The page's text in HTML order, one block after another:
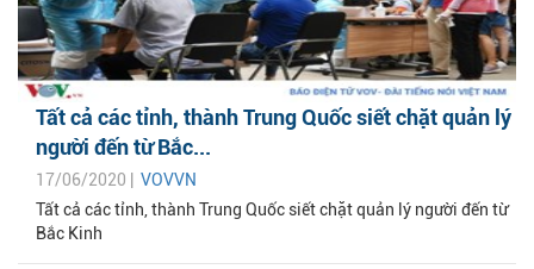
Tất cả các tỉnh, thành Trung Quốc siết chặt quản lý
người đến từ Bắc...
17/06/2020 | VOVVN
Tất cả các tỉnh, thành Trung Quốc siết chặt quản lý người đến từ
Bắc Kinh